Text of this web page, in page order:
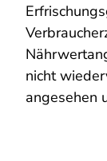
nicht
angesehen